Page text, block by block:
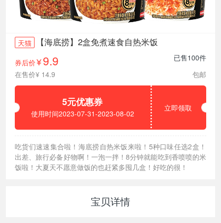
天猫 【海底捞】2盒免煮速食自热米饭
券后价¥ 9.9
已售100件
在售价¥ 14.9
包邮
5元优惠券
使用时间2023-07-31-2023-08-02
立即领取
吃货们速速集合啦！海底捞自热米饭来啦！5种口味任选2盒！
出差、旅行必备好物啊！一泡一拌！8分钟就能吃到香喷喷的米
饭啦！大夏天不愿意做饭的也赶紧多囤几盒！好吃的很！
宝贝详情